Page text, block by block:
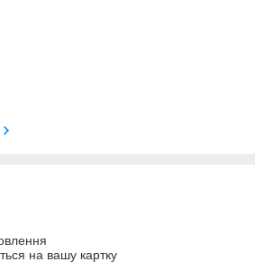
на вашу картку